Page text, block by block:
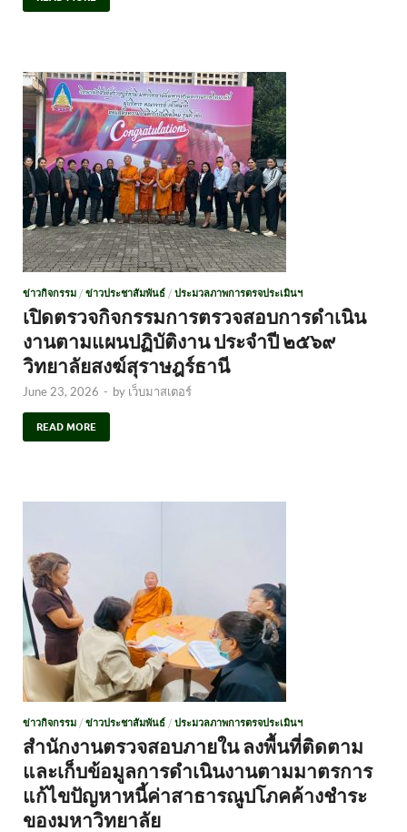
ข่าวกิจกรรม / ข่าวประชาสัมพันธ์ / ประมวลภาพการตรจประเมินฯ
เปิดตรวจกิจกรรมการตรวจสอบการดำเนิน
งานตามแผนปฏิบัติงาน ประจำปี ๒๕๖๙
วิทยาลัยสงฆ์สุราษฎร์ธานี
June 23, 2026 - by เว็บมาสเตอร์
READ MORE
ข่าวกิจกรรม / ข่าวประชาสัมพันธ์ / ประมวลภาพการตรจประเมินฯ
สำนักงานตรวจสอบภายใน ลงพื้นที่ติดตาม
และเก็บข้อมูลการดำเนินงานตามมาตรการ
แก้ไขปัญหาหนี้ค่าสาธารณูปโภคค้างชำระ
ของมหาวิทยาลัย